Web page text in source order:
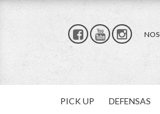
PICK UP DEFENSAS